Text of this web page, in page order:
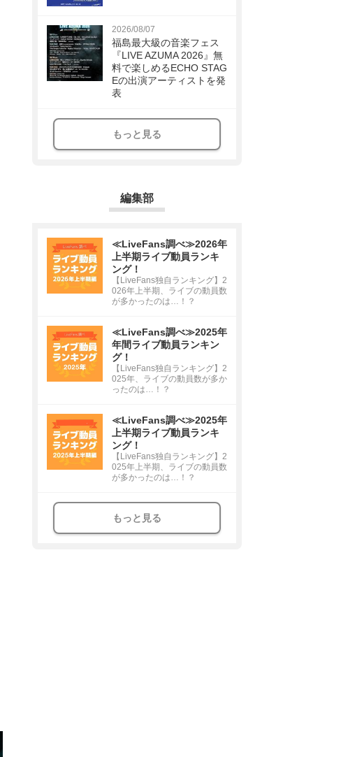
2026/08/07
福島最大級の音楽フェス
『LIVE AZUMA 2026』無
料で楽しめるECHO STAG
Eの出演アーティストを発
表
もっと見る
編集部
≪LiveFans調べ≫2026年
上半期ライブ動員ランキ
ング！
【LiveFans独自ランキング】2
026年上半期、ライブの動員数
が多かったのは…！？
≪LiveFans調べ≫2025年
年間ライブ動員ランキン
グ！
【LiveFans独自ランキング】2
025年、ライブの動員数が多か
ったのは…！？
≪LiveFans調べ≫2025年
上半期ライブ動員ランキ
ング！
【LiveFans独自ランキング】2
025年上半期、ライブの動員数
が多かったのは…！？
もっと見る